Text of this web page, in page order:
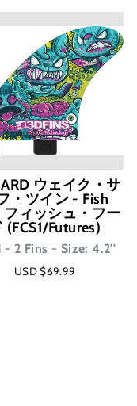
ウェイク・サ
・ツイン - Fish
フィッシュ・フー
(FCS1/Futures)
- 2 Fins - Size: 4.2''
USD $69.99